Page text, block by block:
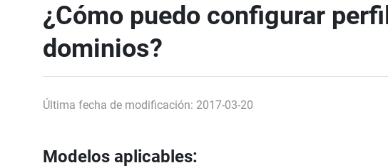
¿Cómo puedo configurar
dominios?
Última fecha de modificación: 2017-03-20
Modelos aplicables: